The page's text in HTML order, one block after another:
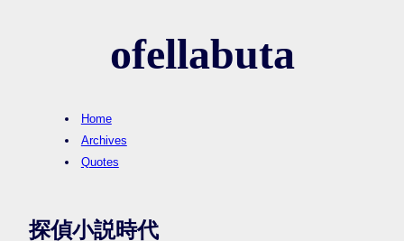
ofellabuta
Home
Archives
Quotes
探偵小説時代